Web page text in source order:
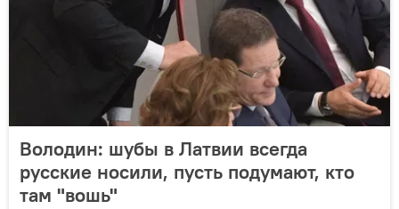
Володин: шубы в Латвии всегда
русские носили, пусть подумают, кто
там "вошь"